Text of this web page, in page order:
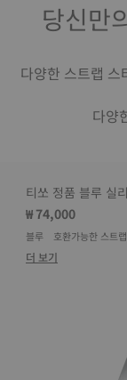
당신만
다양한 스트랩 스
다양
티쏘 정품 블루 실
₩ 74,000
블루 호환가능한 스트
더 보기